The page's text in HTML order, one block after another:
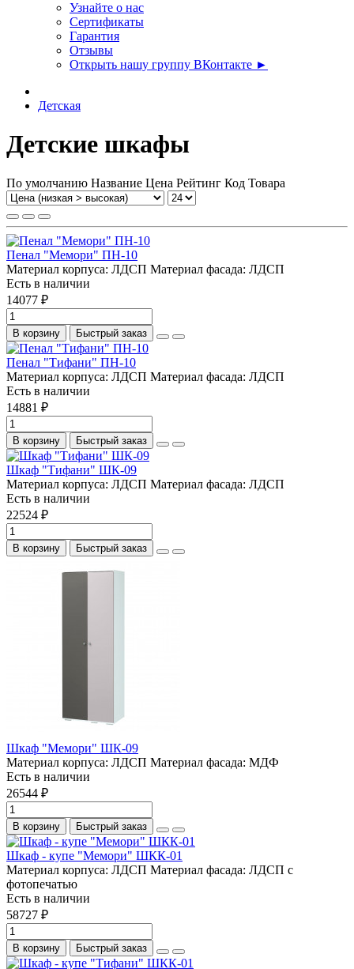
Узнайте о нас
Сертификаты
Гарантия
Отзывы
Открыть нашу группу ВКонтакте ►
Детская
Детские шкафы
По умолчанию Название Цена Рейтинг Код Товара
Пенал "Мемори" ПН-10
Материал корпуса: ЛДСП Материал фасада: ЛДСП
Есть в наличии
14077 ₽
В корзину Быстрый заказ
Пенал "Тифани" ПН-10
Материал корпуса: ЛДСП Материал фасада: ЛДСП
Есть в наличии
14881 ₽
В корзину Быстрый заказ
Шкаф "Тифани" ШК-09
Материал корпуса: ЛДСП Материал фасада: ЛДСП
Есть в наличии
22524 ₽
В корзину Быстрый заказ
Шкаф "Мемори" ШК-09
Материал корпуса: ЛДСП Материал фасада: МДФ
Есть в наличии
26544 ₽
В корзину Быстрый заказ
Шкаф - купе "Мемори" ШКК-01
Материал корпуса: ЛДСП Материал фасада: ЛДСП с
фотопечатью
Есть в наличии
58727 ₽
В корзину Быстрый заказ